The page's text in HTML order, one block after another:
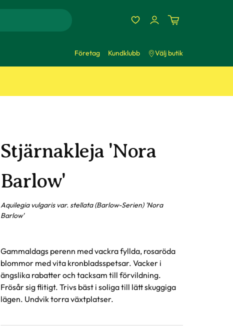
Företag Kundklubb Välj butik
Stjärnakleja 'Nora
Barlow'
Aquilegia vulgaris var. stellata (Barlow-Serien) 'Nora
Barlow'
Gammaldags perenn med vackra fyllda, rosaröda
blommor med vita kronbladsspetsar. Vacker i
ängslika rabatter och tacksam till förvildning.
Frösår sig flitigt. Trivs bäst i soliga till lätt skuggiga
lägen. Undvik torra växtplatser.